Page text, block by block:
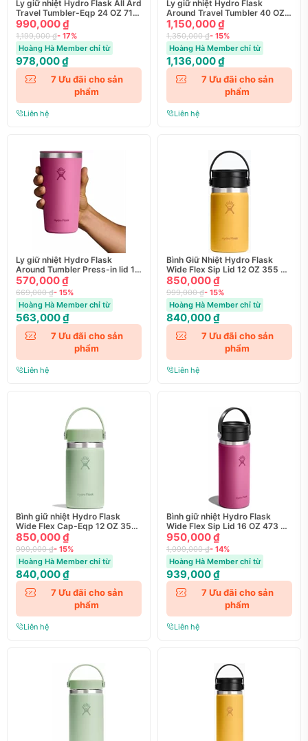
Ly giữ nhiệt Hydro Flask All Ard
Travel Tumbler-Eqp 24 OZ 710
ml (TT24PSC)
990,000 ₫
1,199,000 ₫- 17%
Hoàng Hà Member chỉ từ
978,000 ₫
7 Ưu đãi cho sản
phẩm
Liên hệ
Ly giữ nhiệt Hydro Flask
Around Travel Tumbler 40 OZ
1.183 ml Season 2025
1,150,000 ₫
1,350,000 ₫- 15%
Hoàng Hà Member chỉ từ
1,136,000 ₫
7 Ưu đãi cho sản
phẩm
Liên hệ
Ly giữ nhiệt Hydro Flask
Around Tumbler Press-in lid 12
OZ 355 ml
570,000 ₫
669,000 ₫- 15%
Hoàng Hà Member chỉ từ
563,000 ₫
7 Ưu đãi cho sản
phẩm
Liên hệ
Bình Giữ Nhiệt Hydro Flask
Wide Flex Sip Lid 12 OZ 355 ml
Season 2025
850,000 ₫
999,000 ₫- 15%
Hoàng Hà Member chỉ từ
840,000 ₫
7 Ưu đãi cho sản
phẩm
Liên hệ
Bình giữ nhiệt Hydro Flask
Wide Flex Cap-Eqp 12 OZ 355
ml (W12CTS)
850,000 ₫
999,000 ₫- 15%
Hoàng Hà Member chỉ từ
840,000 ₫
7 Ưu đãi cho sản
phẩm
Liên hệ
Bình giữ nhiệt Hydro Flask
Wide Flex Sip Lid 16 OZ 473 ml
Season 2025
950,000 ₫
1,099,000 ₫- 14%
Hoàng Hà Member chỉ từ
939,000 ₫
7 Ưu đãi cho sản
phẩm
Liên hệ